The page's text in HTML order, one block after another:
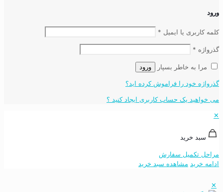
ورود
کلمه کاربری یا ایمیل *
گذرواژه *
مرا به خاطر بسپار ورود
گذرواژه خود را فراموش کرده اید؟
می خواهید یک حساب کاربری ایجاد کنید ؟
✕
سبد خرید
مراحل تکمیل سفارش
ادامه خرید مشاهده سبد خرید
✕